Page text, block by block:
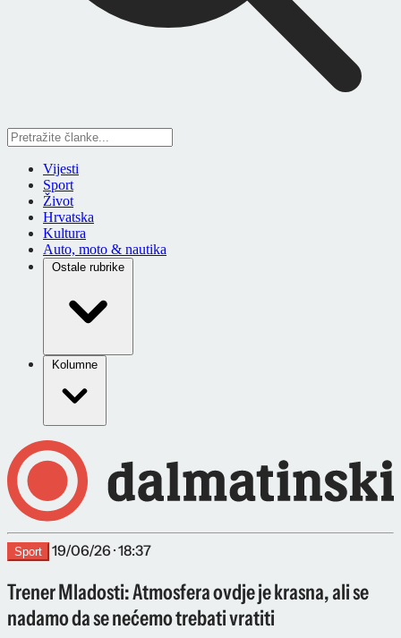
Vijesti
Sport
Život
Hrvatska
Kultura
Auto, moto & nautika
Ostale rubrike
Kolumne
Sport 19/06/26 · 18:37
Trener Mladosti: Atmosfera ovdje je krasna, ali se
nadamo da se nećemo trebati vratiti